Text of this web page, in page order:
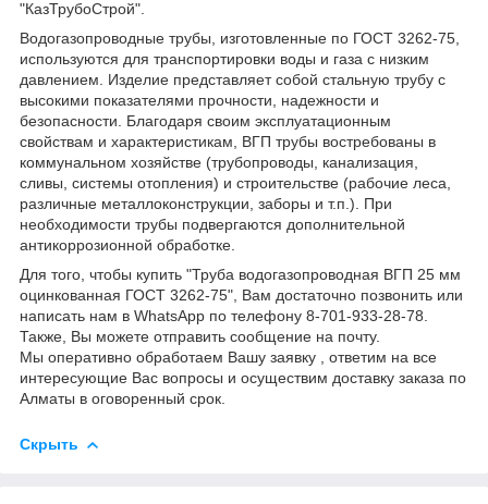
"КазТрубоСтрой".
Водогазопроводные трубы, изготовленные по ГОСТ 3262-75,
используются для транспортировки воды и газа с низким
давлением. Изделие представляет собой стальную трубу с
высокими показателями прочности, надежности и
безопасности. Благодаря своим эксплуатационным
свойствам и характеристикам, ВГП трубы востребованы в
коммунальном хозяйстве (трубопроводы, канализация,
сливы, системы отопления) и строительстве (рабочие леса,
различные металлоконструкции, заборы и т.п.). При
необходимости трубы подвергаются дополнительной
антикоррозионной обработке.
Для того, чтобы купить "Труба водогазопроводная ВГП 25 мм
оцинкованная ГОСТ 3262-75", Вам достаточно позвонить или
написать нам в WhatsApp по телефону 8-701-933-28-78.
Также, Вы можете отправить сообщение на почту.
Мы оперативно обработаем Вашу заявку , ответим на все
интересующие Вас вопросы и осуществим доставку заказа по
Алматы в оговоренный срок.
Скрыть